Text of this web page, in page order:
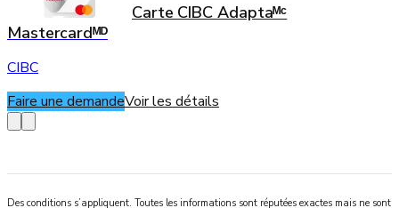
Carte CIBC Adaptaᴹᶜ
Mastercardᴹᴰ
CIBC
Faire une demandeVoir les détails
Des conditions s’appliquent. Toutes les informations sont réputées exactes mais ne sont